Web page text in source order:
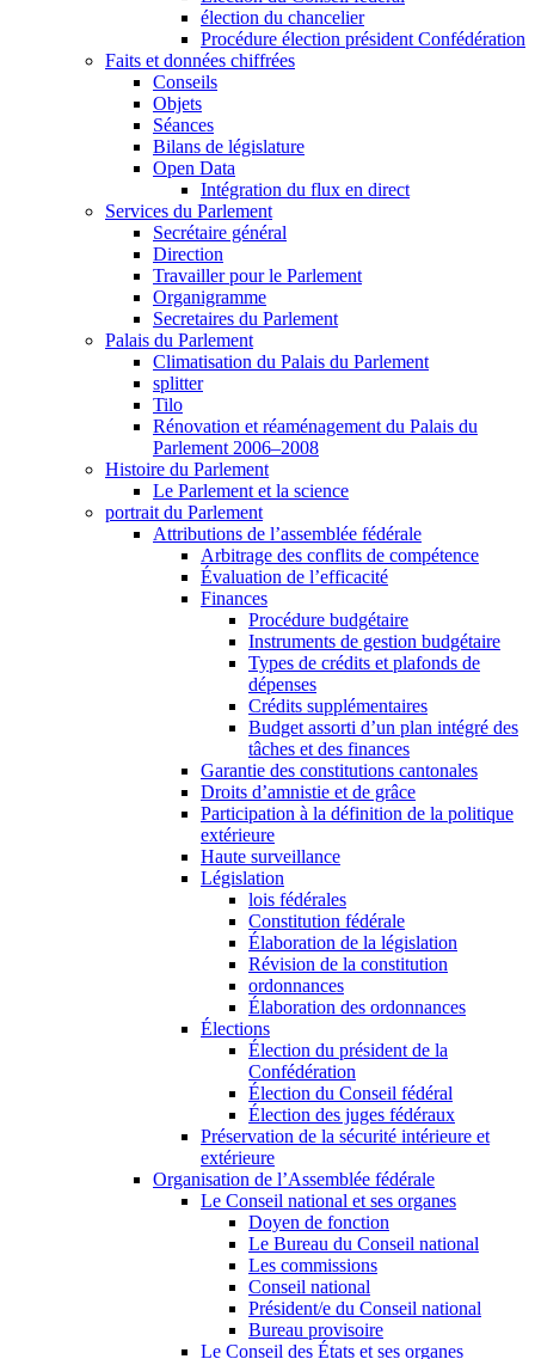
élection du chancelier
Procédure élection président Confédération
Faits et données chiffrées
Conseils
Objets
Séances
Bilans de législature
Open Data
Intégration du flux en direct
Services du Parlement
Secrétaire général
Direction
Travailler pour le Parlement
Organigramme
Secretaires du Parlement
Palais du Parlement
Climatisation du Palais du Parlement
splitter
Tilo
Rénovation et réaménagement du Palais du
Parlement 2006–2008
Histoire du Parlement
Le Parlement et la science
portrait du Parlement
Attributions de l’assemblée fédérale
Arbitrage des conflits de compétence
Évaluation de l’efficacité
Finances
Procédure budgétaire
Instruments de gestion budgétaire
Types de crédits et plafonds de
dépenses
Crédits supplémentaires
Budget assorti d’un plan intégré des
tâches et des finances
Garantie des constitutions cantonales
Droits d’amnistie et de grâce
Participation à la définition de la politique
extérieure
Haute surveillance
Législation
lois fédérales
Constitution fédérale
Élaboration de la législation
Révision de la constitution
ordonnances
Élaboration des ordonnances
Élections
Élection du président de la
Confédération
Élection du Conseil fédéral
Élection des juges fédéraux
Préservation de la sécurité intérieure et
extérieure
Organisation de l’Assemblée fédérale
Le Conseil national et ses organes
Doyen de fonction
Le Bureau du Conseil national
Les commissions
Conseil national
Président/e du Conseil national
Bureau provisoire
Le Conseil des États et ses organes